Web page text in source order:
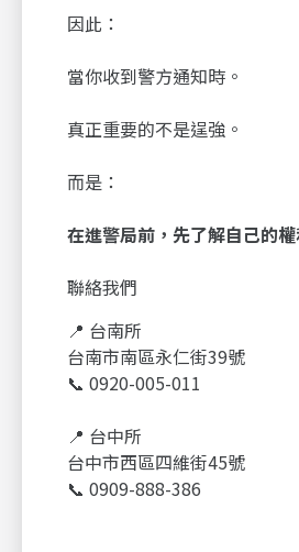
因此：
當你收到警方通知時。
真正重要的不是逞強。
而是：
在進警局前，先了解自己的權
聯絡我們
📍 台南所
台南市南區永仁街39號
📞 0920-005-011
📍 台中所
台中市西區四維街45號
📞 0909-888-386